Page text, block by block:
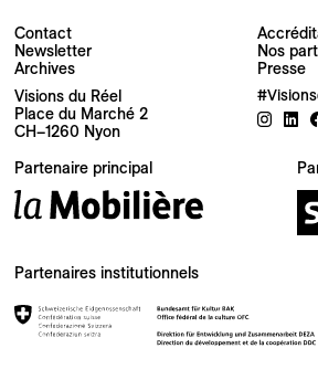
Contact
Newsletter
Archives
Nos
Presse
Visions du Réel
Place du Marché 2
CH–1260 Nyon
Partenaire principal
Partenaires institutionnels
Newsletter
Votre adresse e-mail
Newsletter — FR
Nouvelles du Festival destinées au
Newsletter — EN
Industry Newsletter — EN
News about the Festival & Professional